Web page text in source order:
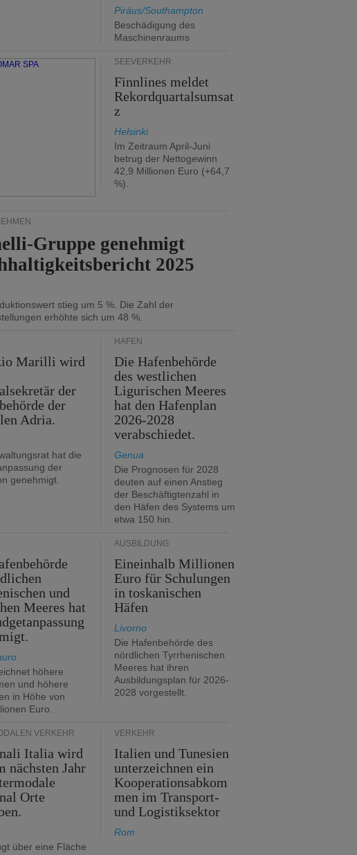
Piräus/Southampton
Beschädigung des
Maschinenraums
SEEVERKEHR
Finnlines meldet
Rekordquartalsumsat
z
Helsinki
Im Zeitraum April-Juni
betrug der Nettogewinn
42,9 Millionen Euro (+64,7
%).
Gruppe genehmigt
2025
stieg um 5 %. Die Zahl der
erhöhte sich um 48 %.
Marilli wird
der
der
Adria.
hat die
der
genehmigt.
HÄFEN
Die Hafenbehörde
des westlichen
Ligurischen Meeres
hat den Hafenplan
2026-2028
verabschiedet.
Genua
Die Prognosen für 2028
deuten auf einen Anstieg
der Beschäftigtenzahl in
den Häfen des Systems um
etwa 150 hin.
und
Meeres hat
höhere
und höhere
in Höhe von
Euro.
AUSBILDUNG
Eineinhalb Millionen
Euro für Schulungen
in toskanischen
Häfen
Livorno
Die Hafenbehörde des
nördlichen Tyrrhenischen
Meeres hat ihren
Ausbildungsplan für 2026-
2028 vorgestellt.
VERKEHR
Italia wird
nächsten Jahr
Orte
über eine Fläche
VERKEHR
Italien und Tunesien
unterzeichnen ein
Kooperationsabkom
men im Transport-
und Logistiksektor
Rom